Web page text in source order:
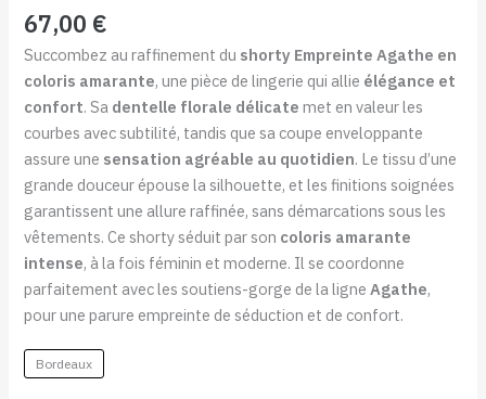
67,00 €
Succombez au raffinement du shorty Empreinte Agathe en
coloris amarante, une pièce de lingerie qui allie élégance et
confort. Sa dentelle florale délicate met en valeur les
courbes avec subtilité, tandis que sa coupe enveloppante
assure une sensation agréable au quotidien. Le tissu d’une
grande douceur épouse la silhouette, et les finitions soignées
garantissent une allure raffinée, sans démarcations sous les
vêtements. Ce shorty séduit par son coloris amarante
intense, à la fois féminin et moderne. Il se coordonne
parfaitement avec les soutiens-gorge de la ligneAgathe,
pour une parure empreinte de séduction et de confort.
Bordeaux